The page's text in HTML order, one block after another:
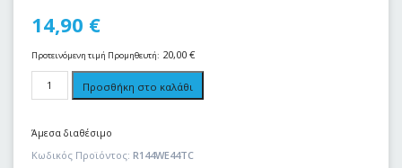
14,90 €
Προτεινόμενη τιμή Προμηθευτή: 20,00 €
Προσθήκη στο καλάθι
Άμεσα διαθέσιμο
Κωδικός Προϊόντος: R144WE44TC